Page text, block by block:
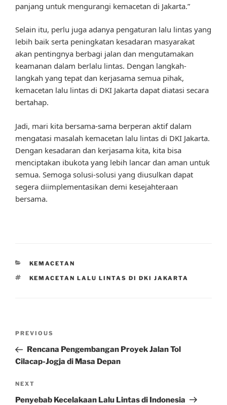
panjang untuk mengurangi kemacetan di Jakarta.”
Selain itu, perlu juga adanya pengaturan lalu lintas yang
lebih baik serta peningkatan kesadaran masyarakat
akan pentingnya berbagi jalan dan mengutamakan
keamanan dalam berlalu lintas. Dengan langkah-
langkah yang tepat dan kerjasama semua pihak,
kemacetan lalu lintas di DKI Jakarta dapat diatasi secara
bertahap.
Jadi, mari kita bersama-sama berperan aktif dalam
mengatasi masalah kemacetan lalu lintas di DKI Jakarta.
Dengan kesadaran dan kerjasama kita, kita bisa
menciptakan ibukota yang lebih lancar dan aman untuk
semua. Semoga solusi-solusi yang diusulkan dapat
segera diimplementasikan demi kesejahteraan
bersama.
CATEGORIES
KEMACETAN
TAGS
KEMACETAN LALU LINTAS DI DKI JAKARTA
Previous
Post
PREVIOUS
Rencana Pengembangan Proyek Jalan Tol
Cilacap-Jogja di Masa Depan
Next
Post
NEXT
Penyebab Kecelakaan Lalu Lintas di Indonesia